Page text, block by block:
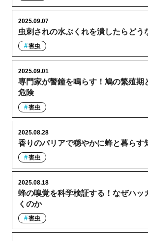
虫刺されの水ぶくれを潰したらどう
2025.09.07
害虫
専門家が警鐘を鳴らす！鳩の繁殖期
危険
2025.09.01
害虫
香りのバリアで穏やかに蜂と暮らす
2025.08.28
害虫
蜂の嗅覚を科学検証する！なぜハッ
くのか
2025.08.18
害虫